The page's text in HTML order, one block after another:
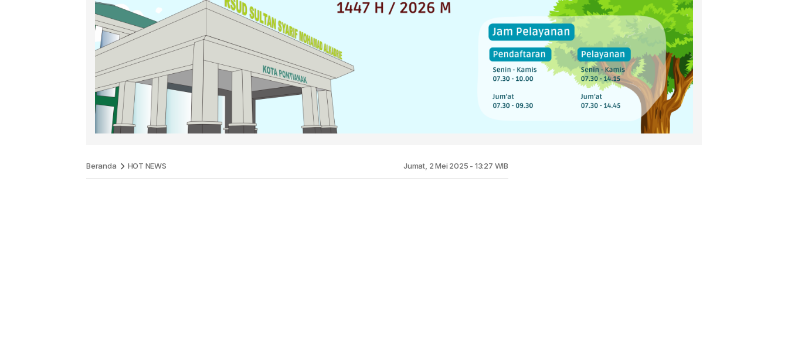
Beranda HOT NEWS Jumat, 2 Mei 2025 - 13:27 WIB